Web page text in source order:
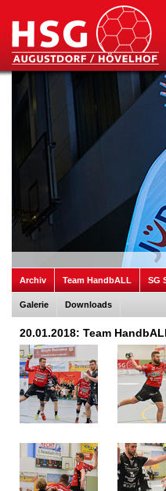
Archiv Team HandbALL SG
Galerie Downloads
20.01.2018: Team